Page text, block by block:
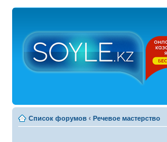
Список форумов ‹ Речевое мастерство